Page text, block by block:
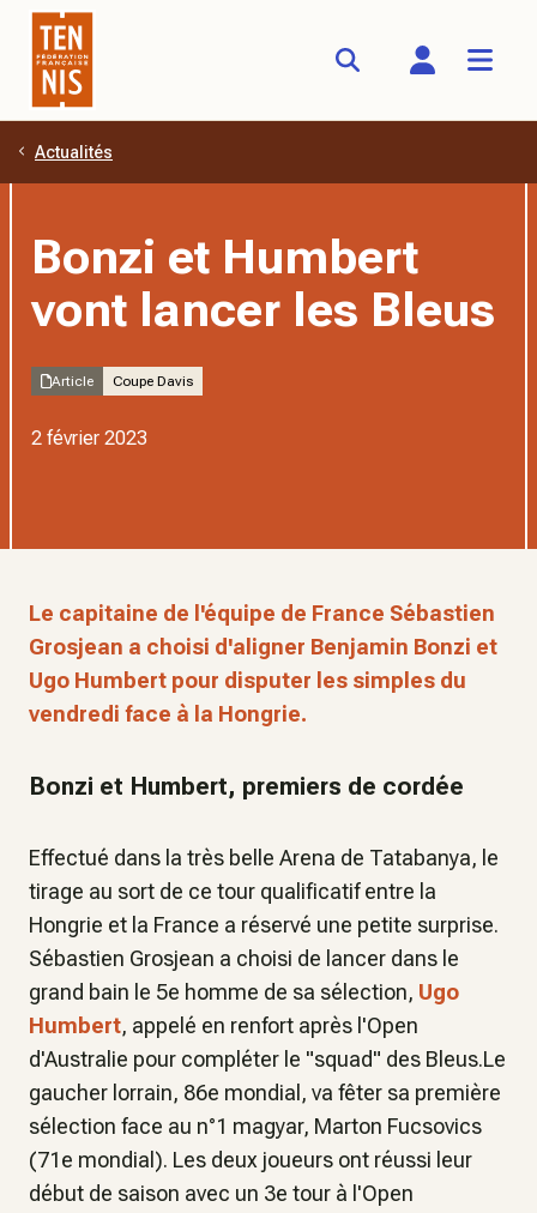
Aller au contenu principal
Actualités
Bonzi et Humbert
vont lancer les Bleus
Article Coupe Davis
2 février 2023
Le capitaine de l'équipe de France Sébastien
Grosjean a choisi d'aligner Benjamin Bonzi et
Ugo Humbert pour disputer les simples du
vendredi face à la Hongrie.
Bonzi et Humbert, premiers de cordée
Effectué dans la très belle Arena de Tatabanya, le
tirage au sort de ce tour qualificatif entre la
Hongrie et la France a réservé une petite surprise.
Sébastien Grosjean a choisi de lancer dans le
grand bain le 5e homme de sa sélection, Ugo
Humbert, appelé en renfort après l'Open
d'Australie pour compléter le "squad" des Bleus.Le
gaucher lorrain, 86e mondial, va fêter sa première
sélection face au n°1 magyar, Marton Fucsovics
(71e mondial). Les deux joueurs ont réussi leur
début de saison avec un 3e tour à l'Open